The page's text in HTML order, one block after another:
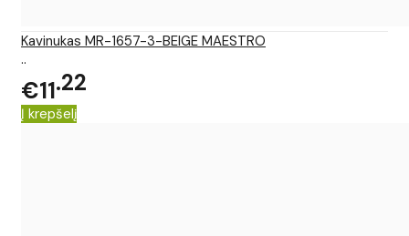
Kavinukas MR-1657-3-BEIGE MAESTRO
..
€11 22
Į krepšelį